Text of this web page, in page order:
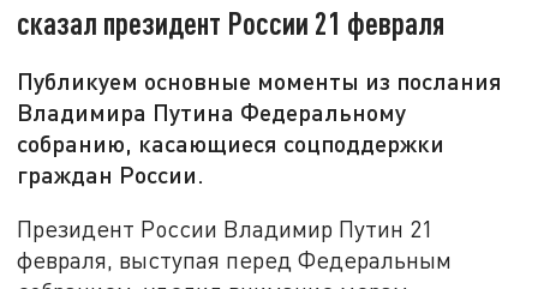
сказал президент России 21 февраля
Публикуем основные моменты из послания
Владимира Путина Федеральному
собранию, касающиеся соцподдержки
граждан России.
Президент России Владимир Путин 21
февраля, выступая перед Федеральным